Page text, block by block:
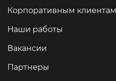
Корпоративным клиентам
Наши работы
Вакансии
Партнеры